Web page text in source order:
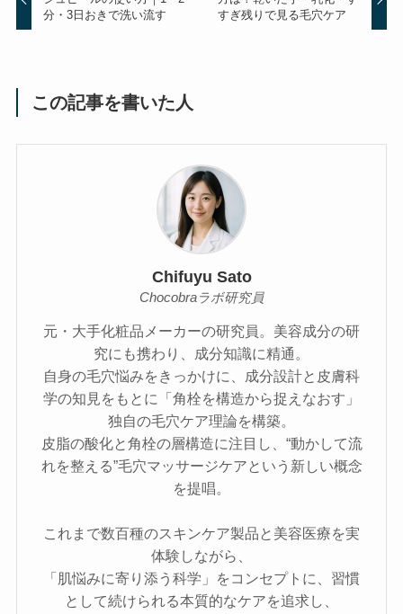
分・3日おきで洗い流す
すぎ残りで見る毛穴ケア
この記事を書いた人
Chifuyu Sato
Chocobraラボ研究員
元・大手化粧品メーカーの研究員。美容成分の研
究にも携わり、成分知識に精通。
自身の毛穴悩みをきっかけに、成分設計と皮膚科
学の知見をもとに「角栓を構造から捉えなおす」
独自の毛穴ケア理論を構築。
皮脂の酸化と角栓の層構造に注目し、“動かして流
れを整える”毛穴マッサージケアという新しい概念
を提唱。
これまで数百種のスキンケア製品と美容医療を実
体験しながら、
「肌悩みに寄り添う科学」をコンセプトに、習慣
として続けられる本質的なケアを追求し、